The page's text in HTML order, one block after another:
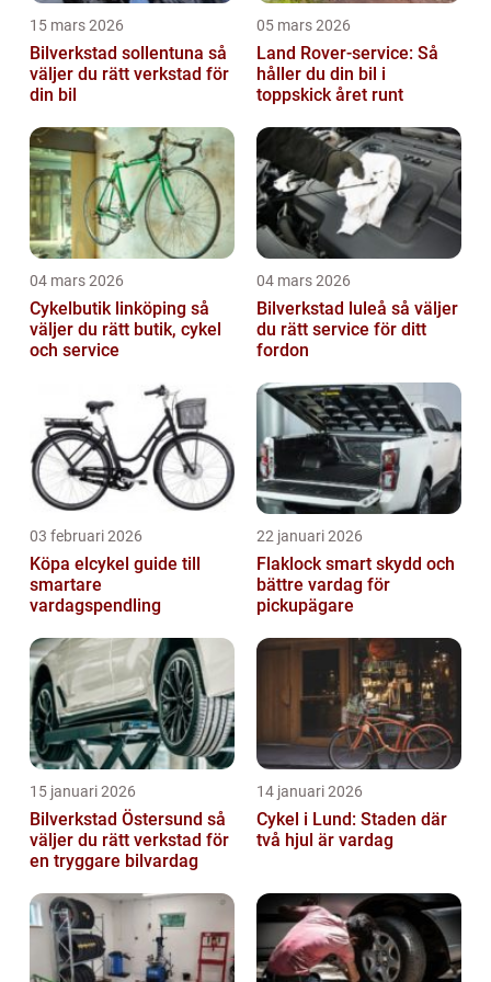
15 mars 2026
Bilverkstad sollentuna så
väljer du rätt verkstad för
din bil
05 mars 2026
Land Rover-service: Så
håller du din bil i
toppskick året runt
04 mars 2026
Cykelbutik linköping så
väljer du rätt butik, cykel
och service
04 mars 2026
Bilverkstad luleå så väljer
du rätt service för ditt
fordon
03 februari 2026
Köpa elcykel guide till
smartare
vardagspendling
22 januari 2026
Flaklock smart skydd och
bättre vardag för
pickupägare
15 januari 2026
Bilverkstad Östersund så
väljer du rätt verkstad för
en tryggare bilvardag
14 januari 2026
Cykel i Lund: Staden där
två hjul är vardag